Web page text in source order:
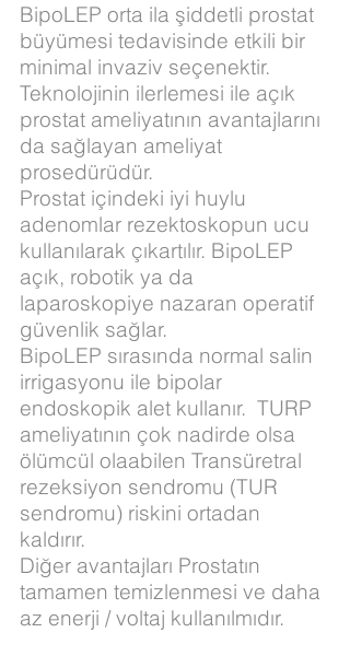
BipoLEP orta ila şiddetli prostat
büyümesi tedavisinde etkili bir
minimal invaziv seçenektir.
Teknolojinin ilerlemesi ile açık
prostat ameliyatının avantajlarını
da sağlayan ameliyat
prosedürüdür.
Prostat içindeki iyi huylu
adenomlar rezektoskopun ucu
kullanılarak çıkartılır. BipoLEP
açık, robotik ya da
laparoskopiye nazaran operatif
güvenlik sağlar.
BipoLEP sırasında normal salin
irrigasyonu ile bipolar
endoskopik alet kullanır. TURP
ameliyatının çok nadirde olsa
ölümcül olaabilen Transüretral
rezeksiyon sendromu (TUR
sendromu) riskini ortadan
kaldırır.
Diğer avantajları Prostatın
tamamen temizlenmesi ve daha
az enerji / voltaj kullanılmıdır.